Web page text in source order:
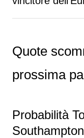
Quote
prossima
Probabilità